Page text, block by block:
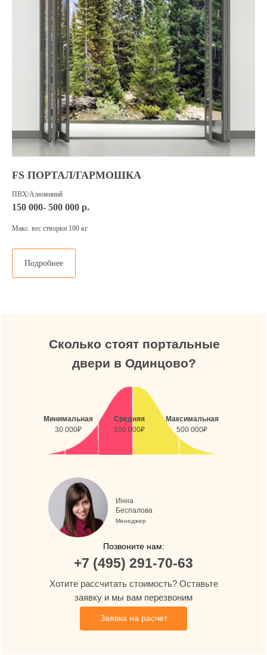
FS ПОРТАЛ/ГАРМОШКА
ПВХ/Алюминий
150 000- 500 000 р.
Макс. вес створки 100 кг
Подробнее
Инна
Беспалова
Менеджер
Позвоните нам:
+7 (495) 291-70-63
Хотите рассчитать стоимость? Оставьте
заявку и мы вам перезвоним
Заявка на расчет
Сколько стоят портальные
двери в Одинцово?
Минимальная
30 000₽
Максимальная
500 000₽
Средняя
100 000₽
Москва